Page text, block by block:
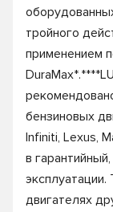
тройного
применением
бензиновых
Infiniti, Lexus,
в
двигателях